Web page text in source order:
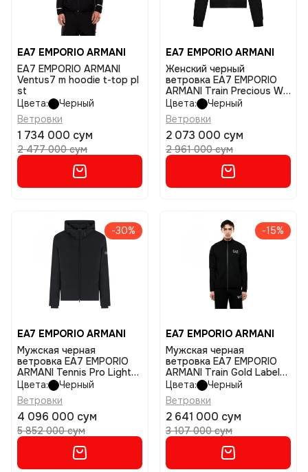
EA7 EMPORIO ARMANI
EA7 EMPORIO ARMANI
Ventus7 m hoodie t-top pl
st
Цвета:
Черный
Ветровки
1 734 000 сум
2 477 000 сум
EA7 EMPORIO ARMANI
Женский черный
ветровка EA7 EMPORIO
ARMANI Train Precious W
T-Top FZ размер m
Цвета:
Черный
Ветровки
2 073 000 сум
2 961 000 сум
-30%
EA7 EMPORIO ARMANI
Мужская черная
ветровка EA7 EMPORIO
ARMANI Tennis Pro Light
Padded Jack размер m
Цвета:
Черный
Ветровки
4 096 000 сум
5 852 000 сум
-15%
EA7 EMPORIO ARMANI
Мужская черная
ветровка EA7 EMPORIO
ARMANI Train Gold Label
размер xl
Цвета:
Черный
Ветровки
2 641 000 сум
3 107 000 сум